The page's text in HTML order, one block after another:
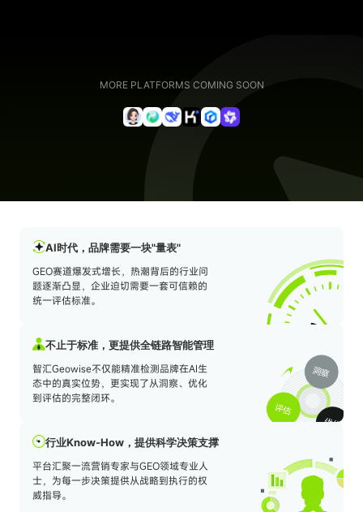
MORE PLATFORMS COMING SOON
AI时代，品牌需要一块"量表"
GEO赛道爆发式增长，热潮背后的行业问
题逐渐凸显，企业迫切需要一套可信赖的
统一评估标准。
不止于标准，更提供全链路智能管理
智汇Geowise不仅能精准检测品牌在AI生
态中的真实位势，更实现了从洞察、优化
到评估的完整闭环。
行业Know-How，提供科学决策支撑
平台汇聚一流营销专家与GEO领域专业人
士，为每一步决策提供从战略到执行的权
威指导。
公众号接单
接单变现 新媒体运营
行业报告